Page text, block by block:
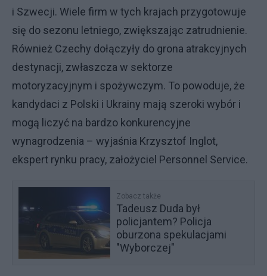
i Szwecji. Wiele firm w tych krajach przygotowuje
się do sezonu letniego, zwiększając zatrudnienie.
Również Czechy dołączyły do grona atrakcyjnych
destynacji, zwłaszcza w sektorze
motoryzacyjnym i spożywczym. To powoduje, że
kandydaci z Polski i Ukrainy mają szeroki wybór i
mogą liczyć na bardzo konkurencyjne
wynagrodzenia – wyjaśnia Krzysztof Inglot,
ekspert rynku pracy, założyciel Personnel Service.
Zobacz także
Tadeusz Duda był
policjantem? Policja
oburzona spekulacjami
"Wyborczej"